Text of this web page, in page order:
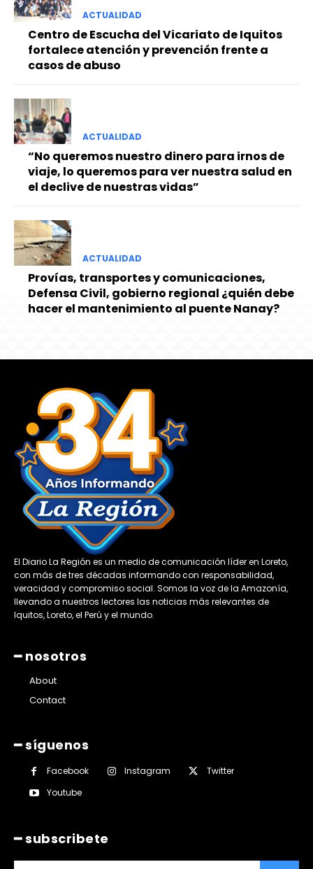
ACTUALIDAD
Centro de Escucha del Vicariato de Iquitos
fortalece atención y prevención frente a
casos de abuso
ACTUALIDAD
“No queremos nuestro dinero para irnos de
viaje, lo queremos para ver nuestra salud en
el declive de nuestras vidas”
ACTUALIDAD
Provías, transportes y comunicaciones,
Defensa Civil, gobierno regional ¿quién debe
hacer el mantenimiento al puente Nanay?
El Diario La Región es un medio de comunicación líder en Loreto,
con más de tres décadas informando con responsabilidad,
veracidad y compromiso social. Somos la voz de la Amazonía,
llevando a nuestros lectores las noticias más relevantes de
Iquitos, Loreto, el Perú y el mundo.
━ nosotros
About
Contact
━ síguenos
Facebook Instagram
Twitter
Youtube
━ subscribete